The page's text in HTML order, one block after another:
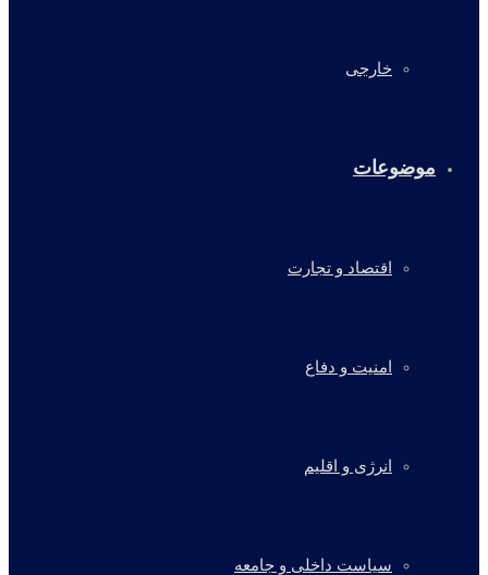
خارجی
موضوعات
اقتصاد و تجارت
امنیت و دفاع
انرژی و اقلیم
سیاست داخلی و جامعه